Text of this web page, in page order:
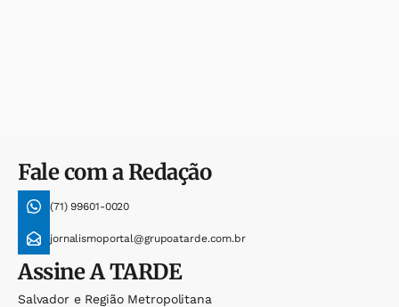
Fale com a Redação
(71) 99601-0020
jornalismoportal@grupoatarde.com.br
AssineA TARDE
Salvador e Região Metropolitana